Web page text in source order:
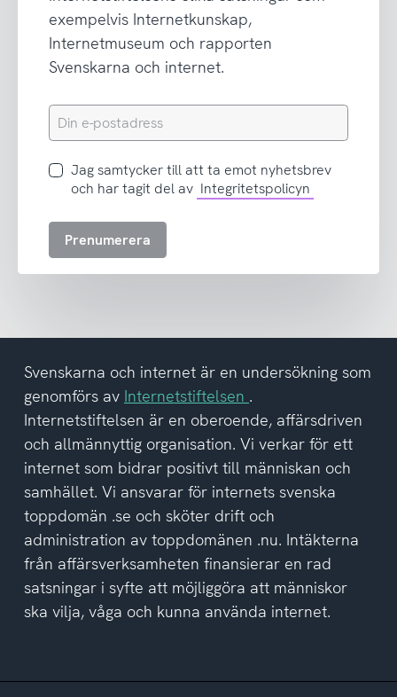
exempelvis Internetkunskap,
Internetmuseum och rapporten
Svenskarna och internet.
Din
e-
Jag
samtycker
att
del
av
integritetspolicyn
Jag samtycker till att ta emot nyhetsbrev
och har tagit del av Integritetspolicyn
Prenumerera
Svenskarna och internet är en undersökning som
genomförs av Internetstiftelsen .
Internetstiftelsen är en oberoende, affärsdriven
och allmännyttig organisation. Vi verkar för ett
internet som bidrar positivt till människan och
samhället. Vi ansvarar för internets svenska
toppdomän .se och sköter drift och
administration av toppdomänen .nu. Intäkterna
från affärsverksamheten finansierar en rad
satsningar i syfte att möjliggöra att människor
ska vilja, våga och kunna använda internet.